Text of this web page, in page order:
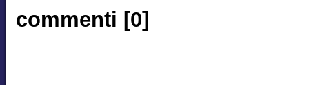
commenti [0]